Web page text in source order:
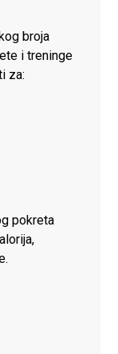
broja
i treninge
za:
pokreta